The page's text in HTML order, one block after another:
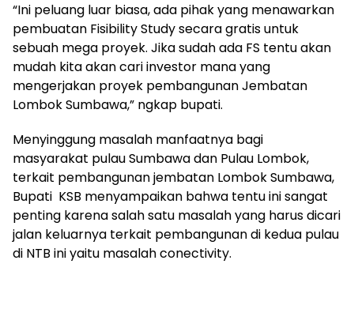
“Ini peluang luar biasa, ada pihak yang menawarkan
pembuatan Fisibility Study secara gratis untuk
sebuah mega proyek. Jika sudah ada FS tentu akan
mudah kita akan cari investor mana yang
mengerjakan proyek pembangunan Jembatan
Lombok Sumbawa,” ngkap bupati.
Menyinggung masalah manfaatnya bagi
masyarakat pulau Sumbawa dan Pulau Lombok,
terkait pembangunan jembatan Lombok Sumbawa,
Bupati KSB menyampaikan bahwa tentu ini sangat
penting karena salah satu masalah yang harus dicari
jalan keluarnya terkait pembangunan di kedua pulau
di NTB ini yaitu masalah conectivity.